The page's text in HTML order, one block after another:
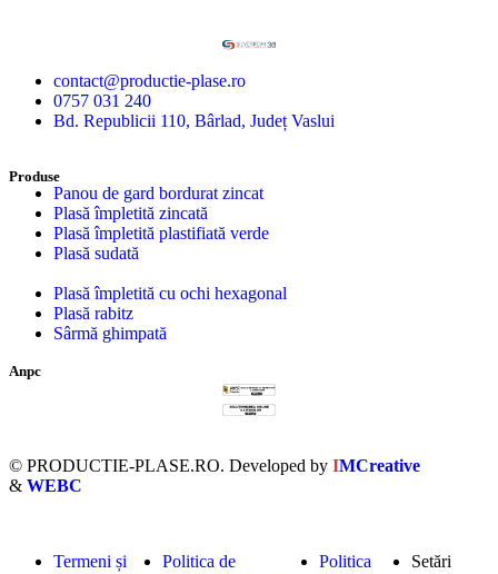
contact@productie-plase.ro
0757 031 240
Bd. Republicii 110, Bârlad, Județ Vaslui
Produse
Panou de gard bordurat zincat
Plasă împletită zincată
Plasă împletită plastifiată verde
Plasă sudată
Plasă împletită cu ochi hexagonal
Plasă rabitz
Sârmă ghimpată
Anpc
© PRODUCTIE-PLASE.RO. Developed by IMCreative
& WEBC
Termeni și
Politica de
Politica
Setări